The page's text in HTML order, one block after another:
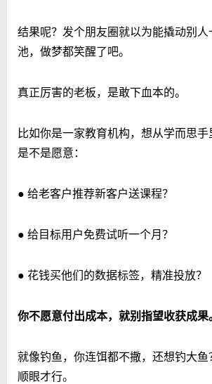
结果呢？发个朋友圈就以为能撬动别人
池，做梦都笑醒了吧。
真正厉害的老板，是敢下血本的。
比如你是一家教育机构，想从学而思
是不是愿意：
● 给老客户推荐新客户送课程？
● 给目标用户免费试听一个月？
● 花钱买他们的数据标签，精准投放？
你不愿意付出成本，就别指望收获成果
就像钓鱼，你连饵都不撒，还想钓大
顺眼才行。